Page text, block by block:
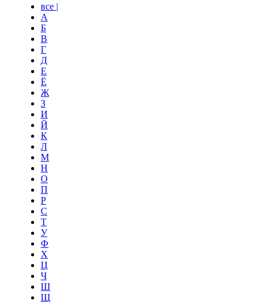
все |
А
Б
В
Г
Д
Е
Ё
Ж
З
И
Й
К
Л
М
Н
О
П
Р
С
Т
У
Ф
Х
Ц
Ч
Ш
Щ